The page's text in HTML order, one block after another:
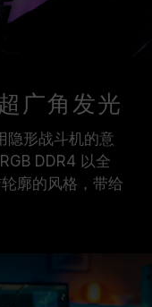
超广角发光
隐形战斗机的意
DDR4 以全
廓的风格，带给